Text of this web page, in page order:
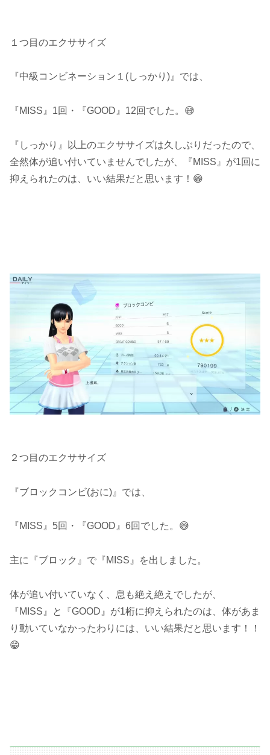
１つ目のエクササイズ
『中級コンビネーション１(しっかり)』では、
『MISS』1回・『GOOD』12回でした。😅
『しっかり』以上のエクササイズは久しぶりだったので、
全然体が追い付いていませんでしたが、『MISS』が1回に
抑えられたのは、いい結果だと思います！😁
２つ目のエクササイズ
『ブロックコンビ(おに)』では、
『MISS』5回・『GOOD』6回でした。😅
主に『ブロック』で『MISS』を出しました。
体が追い付いていなく、息も絶え絶えでしたが、
『MISS』と『GOOD』が1桁に抑えられたのは、体があま
り動いていなかったわりには、いい結果だと思います！！
😁